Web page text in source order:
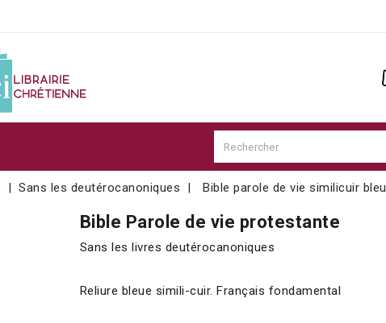
Sans les deutérocanoniques Bible parole de vie similicuir bleu
Bible Parole de vie protestante
Sans les livres deutérocanoniques
Reliure bleue simili-cuir. Français fondamental